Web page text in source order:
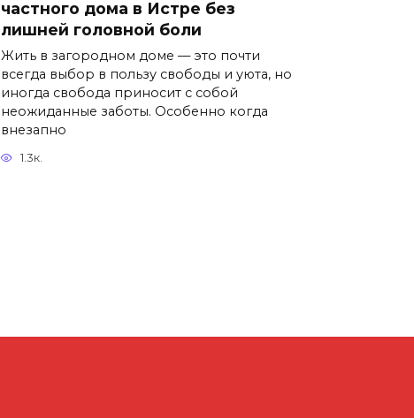
частного дома в Истре без
лишней головной боли
Жить в загородном доме — это почти
всегда выбор в пользу свободы и уюта, но
иногда свобода приносит с собой
неожиданные заботы. Особенно когда
внезапно
1.3к.